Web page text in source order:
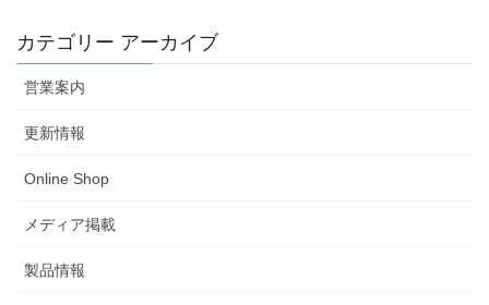
カテゴリー アーカイブ
営業案内
更新情報
Online Shop
メディア掲載
製品情報